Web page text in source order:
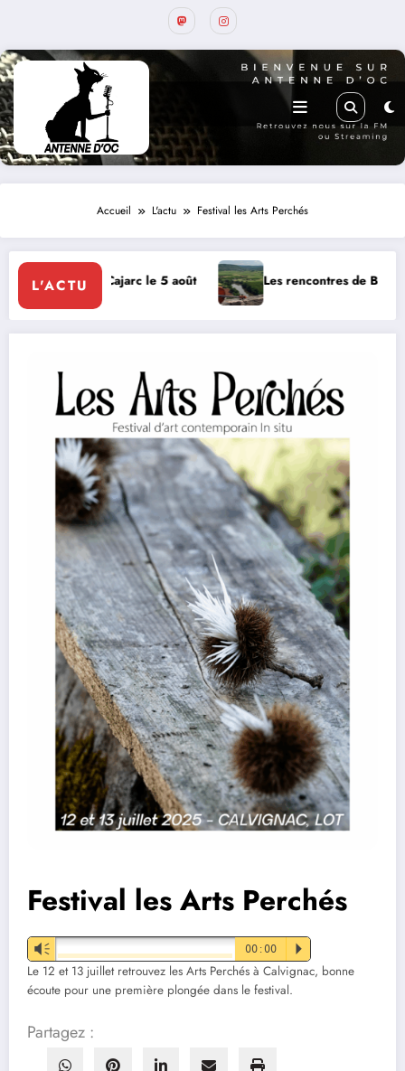
Accueil L'actu Festival les Arts Perchés
L'ACTU
Les rencontres de Belaye, hommage à son fondateur, Roland
Festival les Arts Perchés
Vm 00:00 P
Le 12 et 13 juillet retrouvez les Arts Perchés à Calvignac, bonne
écoute pour une première plongée dans le festival.
Partagez :